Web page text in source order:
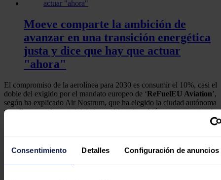
Consentimiento Detalles Configuración de anuncios
Moeve comparte la ambición de
avanzar en una transición energética
justa y dice que hay que actuar
"ahora"
El compromiso de la aerolínea para 2030 es consumir el 10%, casi el
doble del exigido por el mandato europeo de ‘ReFuelEU Aviation’,
según ha explicado Air Nostrum, que ha elegido la ciudad autónoma
para llevar a cabo esta iniciativa ambiental también como muestra de
desarrollando junto a sus socios el mayor complejo para la
producción de biocombustibles de segunda generación del sur de
Europa, que tendrá una capacidad de producción de un millón de